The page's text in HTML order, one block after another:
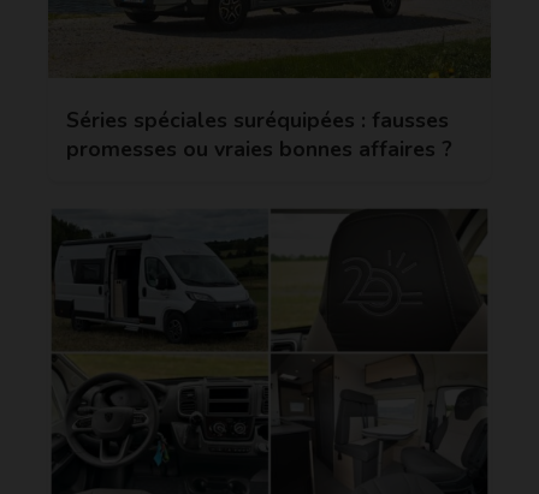
Séries spéciales suréquipées : fausses
promesses ou vraies bonnes affaires ?